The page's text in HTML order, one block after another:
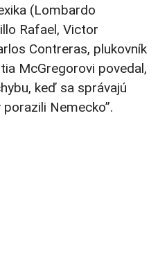
(Lombardo
Rafael, Victor
Contreras, plukovník
McGregorovi povedal,
keď sa správajú
Nemecko”.